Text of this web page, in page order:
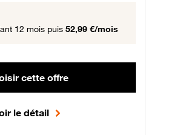
12 mois puis 52,99 €/mois
cette offre
le détail